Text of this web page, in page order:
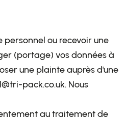
ou recevoir une
(portage) vos données à
une plainte auprès d'une
pack.co.uk. Nous
au traitement de